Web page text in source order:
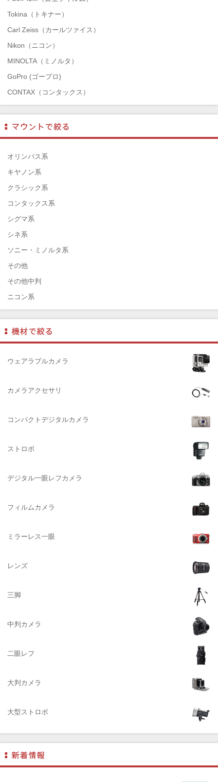
Tokina（トキナー）
Carl Zeiss（カールツァイス）
Nikon（ニコン）
MINOLTA（ミノルタ）
GoPro (ゴープロ)
CONTAX（コンタックス）
Mamiya（マミヤ）
TAMRON（タムロン）
SIGMA（シグマ）
HASSELBLAD（ハッセルブラッド）
EPSON（エプソン）
ENNA München（エナ）
ELEFOTO（エレフォト）
ELECOM（エレコム）
￼EIZO（エイゾ）
edelkrone（エーデンクローン）
Garmin（ガーミン）
Dust-Off（ダストオフ）
DreamMaker（ドリームメーカー）
DNPフォトイメージング(ディーエヌピー)
DIGITALKING（デジタルキング）
diagnl（ダイアグナル）
Lowepro（ロープロ）
BURTON（バートン）
DELSEY（デルセー）
DEKO Elite（デコエリート）
Datacolor（データカラー）
A-POWER (エー・パワー)
ACQUAPAZZA（アクアパッツァ）
AGFA（アグフア）
ALPA（アルパ）
ALT（アルト）
オリンパス系
キヤノン系
クラシック系
コンタックス系
シグマ系
シネ系
ソニー・ミノルタ系
その他
その他中判
ニコン系
フジフィルム系
ペンタックス系
ライカ系
中判海外系
ウェアラブルカメラ
カメラアクセサリ
コンパクトデジタルカメラ
ストロボ
デジタル一眼レフカメラ
フィルムカメラ
ミラーレス一眼
レンズ
三脚
中判カメラ
二眼レフ
大判カメラ
大型ストロボ